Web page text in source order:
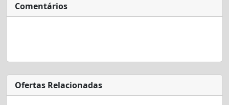
Comentários
Ofertas Relacionadas